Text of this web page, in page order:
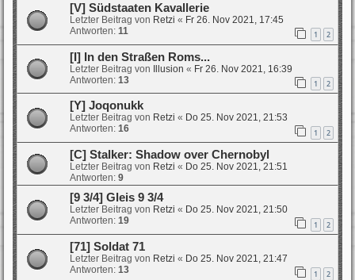
[V] Südstaaten Kavallerie
Letzter Beitrag von Retzi « Fr 26. Nov 2021, 17:45
Antworten: 11 1 2
[I] In den Straßen Roms...
Letzter Beitrag von Illusion « Fr 26. Nov 2021, 16:39
Antworten: 13 1 2
[Y] Joqonukk
Letzter Beitrag von Retzi « Do 25. Nov 2021, 21:53
Antworten: 16 1 2
[C] Stalker: Shadow over Chernobyl
Letzter Beitrag von Retzi « Do 25. Nov 2021, 21:51
Antworten: 9
[9 3/4] Gleis 9 3/4
Letzter Beitrag von Retzi « Do 25. Nov 2021, 21:50
Antworten: 19 1 2
[71] Soldat 71
Letzter Beitrag von Retzi « Do 25. Nov 2021, 21:47
Antworten: 13 1 2